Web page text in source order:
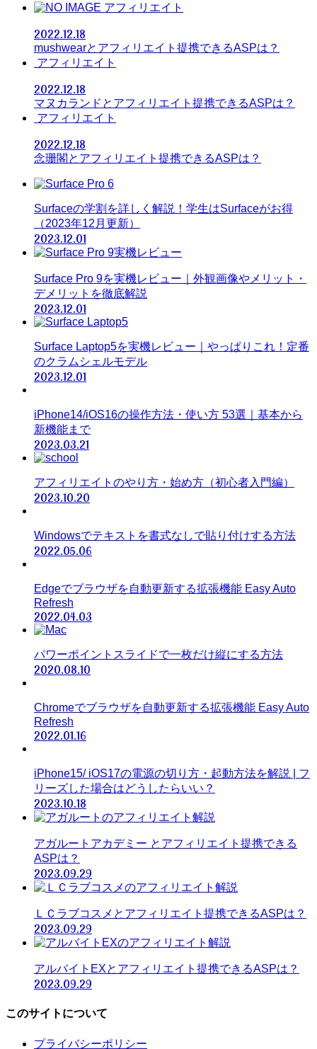
アフィリエイト
2022.12.18
mushwearとアフィリエイト提携できるASPは？
アフィリエイト
2022.12.18
マヌカランドとアフィリエイト提携できるASPは？
アフィリエイト
2022.12.18
念珊閣とアフィリエイト提携できるASPは？
Surfaceの学割を詳しく解説！学生はSurfaceがお得
（2023年12月更新）
2023.12.01
Surface Pro 9を実機レビュー｜外観画像やメリット・
デメリットを徹底解説
2023.12.01
Surface Laptop5を実機レビュー｜やっぱりこれ！定番
のクラムシェルモデル
2023.12.01
iPhone14/iOS16の操作方法・使い方 53選｜基本から
新機能まで
2023.03.21
アフィリエイトのやり方・始め方（初心者入門編）
2023.10.20
Windowsでテキストを書式なしで貼り付けする方法
2022.05.06
Edgeでブラウザを自動更新する拡張機能 Easy Auto
Refresh
2022.04.03
パワーポイントスライドで一枚だけ縦にする方法
2020.08.10
Chromeでブラウザを自動更新する拡張機能 Easy Auto
Refresh
2022.01.16
iPhone15/ iOS17の電源の切り方・起動方法を解説 | フ
リーズした場合はどうしたらいい？
2023.10.18
アガルートアカデミー とアフィリエイト提携できる
ASPは？
2023.09.29
ＬＣラブコスメとアフィリエイト提携できるASPは？
2023.09.29
アルバイトEXとアフィリエイト提携できるASPは？
2023.09.29
このサイトについて
プライバシーポリシー